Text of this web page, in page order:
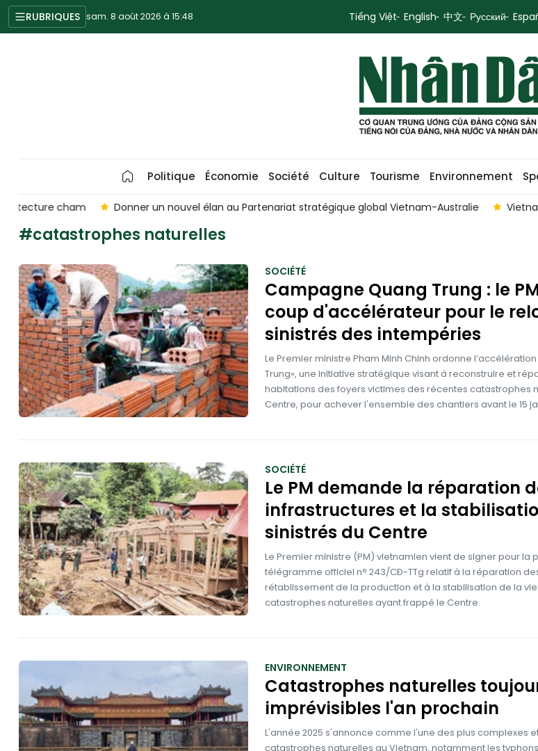
RUBRIQUES sam. 8 août 2026 à 15:48 Tiếng Việt English 中文 Русский
Politique Économie Société Culture Tourisme Environnement
Donner un nouvel élan au Partenariat stratégique global Vietnam-Australie Vietnam-Australie :
#catastrophes naturelles
SOCIÉTÉ
Campagne Quang Trung : le
coup d'accélérateur pour le
sinistrés des intempéries
Le Premier ministre Pham Minh Chinh ordonne
Trung», une initiative stratégique visant à reconstruire et
habitations des foyers victimes des récentes catastrophes
Centre, pour achever l'ensemble des chantiers avant le 15
SOCIÉTÉ
Le PM demande la réparation
infrastructures et la
sinistrés du Centre
Le Premier ministre (PM) vietnamien vient de signer pour la
télégramme officiel n° 243/CĐ-TTg relatif à la réparation
rétablissement de la production et à la stabilisation de la
catastrophes naturelles ayant frappé le Centre.
ENVIRONNEMENT
Catastrophes naturelles
imprévisibles l'an prochain
L'année 2025 s'annonce comme l'une des plus complexes
catastrophes naturelles au Vietnam, notamment les